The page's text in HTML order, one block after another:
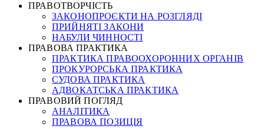
ПРАВОТВОРЧІСТЬ
ЗАКОНОПРОЄКТИ НА РОЗГЛЯДІ
ПРИЙНЯТІ ЗАКОНИ
НАБУЛИ ЧИННОСТІ
ПРАВОВА ПРАКТИКА
ПРАКТИКА ПРАВООХОРОННИХ ОРГАНІВ
ПРОКУРОРСЬКА ПРАКТИКА
СУДОВА ПРАКТИКА
АДВОКАТСЬКА ПРАКТИКА
ПРАВОВИЙ ПОГЛЯД
АНАЛІТИКА
ПРАВОВА ПОЗИЦІЯ